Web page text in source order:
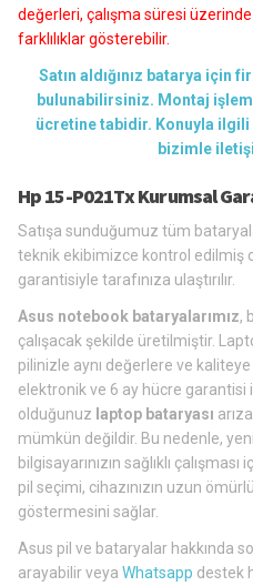
değerleri, çalışma süresi
farklılıklar gösterebilir.
Satın aldığınız batarya için
bulunabilirsiniz. Montaj
ücretine tabidir. Konuyla
bizimle
Hp 15-P021Tx Kurumsal
Satışa sunduğumuz tüm
teknik ekibimizce kontrol edilmiş
garantisiyle tarafınıza ulaştırılır.
Asus notebook bataryalarımız,
çalışacak şekilde üretilmiştir.
pilinizle aynı değerlere ve
elektronik ve 6 ay hücre garantisi
olduğunuz laptop bataryası
mümkün değildir. Bu nedenle,
bilgisayarınızın sağlıklı
pil seçimi, cihazınızın uzun
göstermesini sağlar.
Asus pil ve bataryalar hakkında
arayabilir veya Whatsapp destek